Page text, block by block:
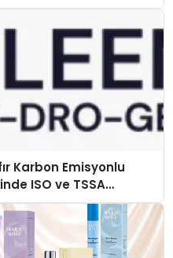
Karbon Emisyonlu
ISO ve TSSA